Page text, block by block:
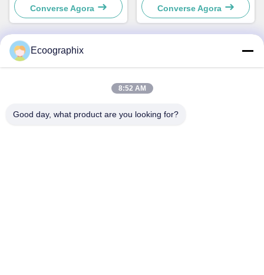
Converse Agora Converse Agora
QIUYI ROAD 58, DISTRITO DE BINJIANG, HANGZHOU,
Ecoographix
8:52 AM
Good day, what product are you looking for?